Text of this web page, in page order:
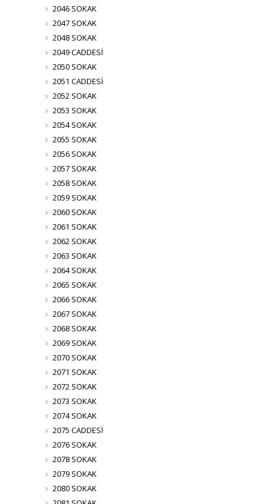
2046 SOKAK
2047 SOKAK
2048 SOKAK
2049 CADDESİ
2050 SOKAK
2051 CADDESİ
2052 SOKAK
2053 SOKAK
2054 SOKAK
2055 SOKAK
2056 SOKAK
2057 SOKAK
2058 SOKAK
2059 SOKAK
2060 SOKAK
2061 SOKAK
2062 SOKAK
2063 SOKAK
2064 SOKAK
2065 SOKAK
2066 SOKAK
2067 SOKAK
2068 SOKAK
2069 SOKAK
2070 SOKAK
2071 SOKAK
2072 SOKAK
2073 SOKAK
2074 SOKAK
2075 CADDESİ
2076 SOKAK
2078 SOKAK
2079 SOKAK
2080 SOKAK